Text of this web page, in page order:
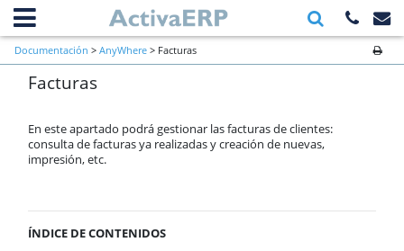
Información general
Primeros pasos a verificar al inicio
de una empresa
Compras
Almacén
Cartera
Tablets Anywhere
Documentación > AnyWhere > Facturas
Facturas
En este apartado podrá gestionar las facturas de clientes:
consulta de facturas ya realizadas y creación de nuevas,
impresión, etc.
ÍNDICE DE CONTENIDOS